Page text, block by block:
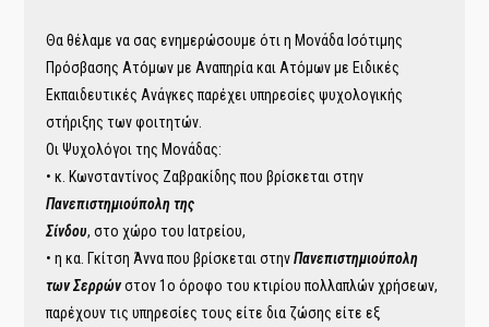
Θα θέλαμε να σας ενημερώσουμε ότι η Μονάδα Ισότιμης
Πρόσβασης Ατόμων με Αναπηρία και Ατόμων με Ειδικές
Εκπαιδευτικές Ανάγκες παρέχει υπηρεσίες ψυχολογικής
στήριξης των φοιτητών.
Οι Ψυχολόγοι της Μονάδας:
• κ. Κωνσταντίνος Ζαβρακίδης που βρίσκεται στην
Πανεπιστημιούπολη της
Σίνδου, στο χώρο του Ιατρείου,
• η κα. Γκίτση Άννα που βρίσκεται στηνΠανεπιστημιούπολη
των Σερρώνστον 1ο όροφο του κτιρίου πολλαπλών χρήσεων,
παρέχουν τις υπηρεσίες τους είτε δια ζώσης είτε εξ